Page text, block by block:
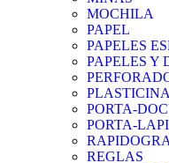
MOCHILA
PAPEL
PAPELES
PAPELES Y
PLASTICINA
PORTA-
PORTA-
REGLAS